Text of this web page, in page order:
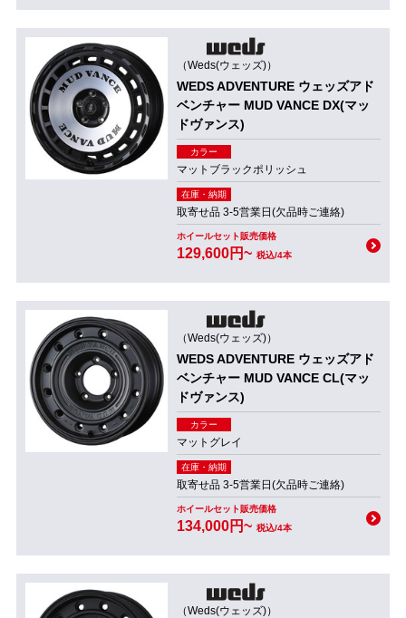
（Weds(ウェッズ)）
WEDS ADVENTURE ウェッズアド
ベンチャー MUD VANCE DX(マッ
ドヴァンス)
カラー
マットブラックポリッシュ
在庫・納期
取寄せ品 3-5営業日(欠品時ご連絡)
ホイールセット販売価格
129,600円~ 税込/4本
（Weds(ウェッズ)）
WEDS ADVENTURE ウェッズアド
ベンチャー MUD VANCE CL(マッ
ドヴァンス)
カラー
マットグレイ
在庫・納期
取寄せ品 3-5営業日(欠品時ご連絡)
ホイールセット販売価格
134,000円~ 税込/4本
（Weds(ウェッズ)）